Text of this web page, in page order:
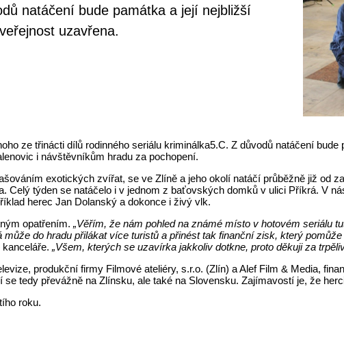
natáčení bude památka a její nejbližší
uzavřena.
ze třinácti dílů rodinného seriálu kriminálka5.C. Z důvodů natáčení
i návštěvníkům hradu za pochopení.
exotických zvířat, se ve Zlíně a jeho okolí natáčí průběžně již od
Celý týden se natáčelo i v jednom z baťovských domků v ulici Příkrá. V
herec Jan Dolanský a dokonce i živý vlk.
opatřením.„Věřím, že nám pohled na známé místo v hotovém seriálu
do hradu přilákat více turistů a přinést tak finanční zisk, který
kanceláře.„Všem, kterých se uzavírka jakkoliv dotkne, proto děkuji za
produkční firmy Filmové ateliéry, s.r.o. (Zlín) a Alef Film & Media,
tedy převážně na Zlínsku, ale také na Slovensku. Zajímavostí je, že
roku.